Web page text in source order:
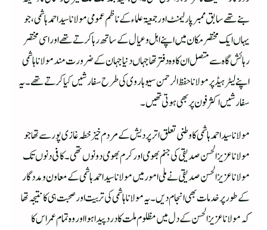
بنے تھے سابق ممبر پارلیمنٹ اور جمعیۃ علماء کے ناظم عمومی مولانا سیداحمد ہاشمی، جو
یہاں ایک مختصر مکان میں اپنے اہل وعیال کے ساتھ رہا کرتے تھے اور اسی مختصر
رہائش گاہ سے متصل ان کا وہ دفتر تھا جہاں دنیا جہان کے ضرورت مند مولانا ہاشمی
اپنے لیٹر ہیڈ پر مولانا حفظ الرحمن سیوہاروی کی طرح سفارشیں کیا کرتے تھے۔ یہ
سفارشیں اکثر فون پر بھی ہوتی تھیں۔
مولانا سیداحمدہاشمی کا وطنی تعلق اترپردیش کے مردم خیز خطہ غازی پور سے تھا جو
مولانا عزیز الحسن صدیقی کی جنم بھومی اور کرم بھومی دونوں تھی۔کافی دنوں تک
مولانا عزیزالحسن صدیقی نے ملی امور میں مولانا سیداحمد ہاشمی کے معاون ومددگار
کے طورپر خدمات بھی انجام دیں۔ یہ مولانا ہاشمی کی تربیت اور صحبت ہی کا نتیجہ تھا
کہ مولانا عزیز الحسن کے دل میں مظلوم ملت کا درد پیدا ہوا اور وہ تمام عمر اس کا